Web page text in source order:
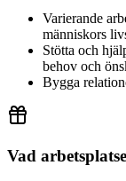
Varierande
människors
Stötta och
behov och
Bygga
Vad